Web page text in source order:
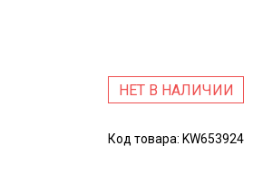
НЕТ В НАЛИЧИИ
Код товара: KW653924